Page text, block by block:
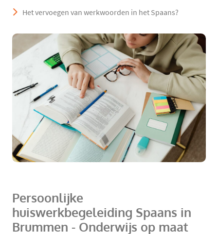
Het vervoegen van werkwoorden in het Spaans?
Persoonlijke
huiswerkbegeleiding Spaans in
Brummen - Onderwijs op maat